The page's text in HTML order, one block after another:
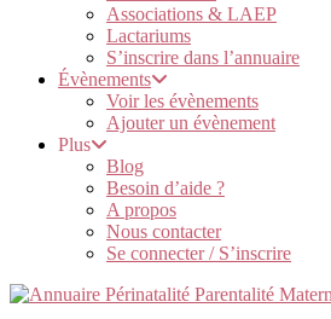
Associations & LAEP
Lactariums
S’inscrire dans l’annuaire
Évènements
Voir les évènements
Ajouter un évènement
Plus
Blog
Besoin d’aide ?
A propos
Nous contacter
Se connecter / S’inscrire